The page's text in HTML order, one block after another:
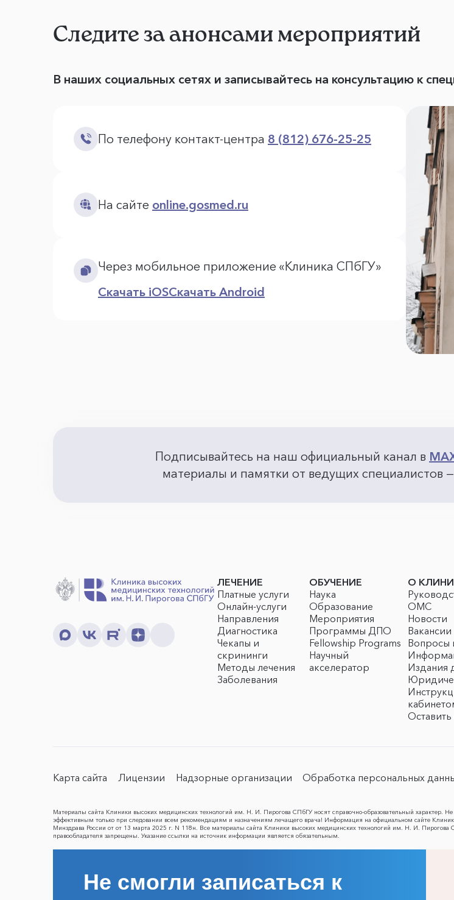
Следите за анонсами мероприятий
В наших социальных сетях и записывайтесь на консультацию к
По телефону контакт-центра 8 (812) 676-25-25
На сайте online.gosmed.ru
Через мобильное приложение «Клиника СПбГУ»
Скачать iOSСкачать Android
Подписывайтесь на наш официальный канал в
материалы и памятки от ведущих специалистов
ЛЕЧЕНИЕ
Платные услуги
Онлайн-услуги
Направления
Диагностика
Чекапы и
скрининги
Методы лечения
Заболевания
ОБУЧЕНИЕ
Наука
Образование
Мероприятия
Программы ДПО
Fellowship Programs
Научный
акселератор
О
ОМС
Новости
Вакансии
Вопросы
Издания
Оставить
Карта сайта Лицензии Надзорные организации Обработка персональных
Материалы сайта Клиники высоких медицинских технологий им. Н. И. Пирогова СПбГУ носят справочно-образовательный характер.
эффективным только при следовании всем рекомендациям и назначениям лечащего врача! Информация на официальном сайте
Минздрава России от от 13 марта 2025 г. N 118н. Все материалы сайта Клиники высоких медицинских технологий им. Н. И.
правообладателя запрещены. Указание ссылки на источник информации является обязательным.
Не смогли записаться к